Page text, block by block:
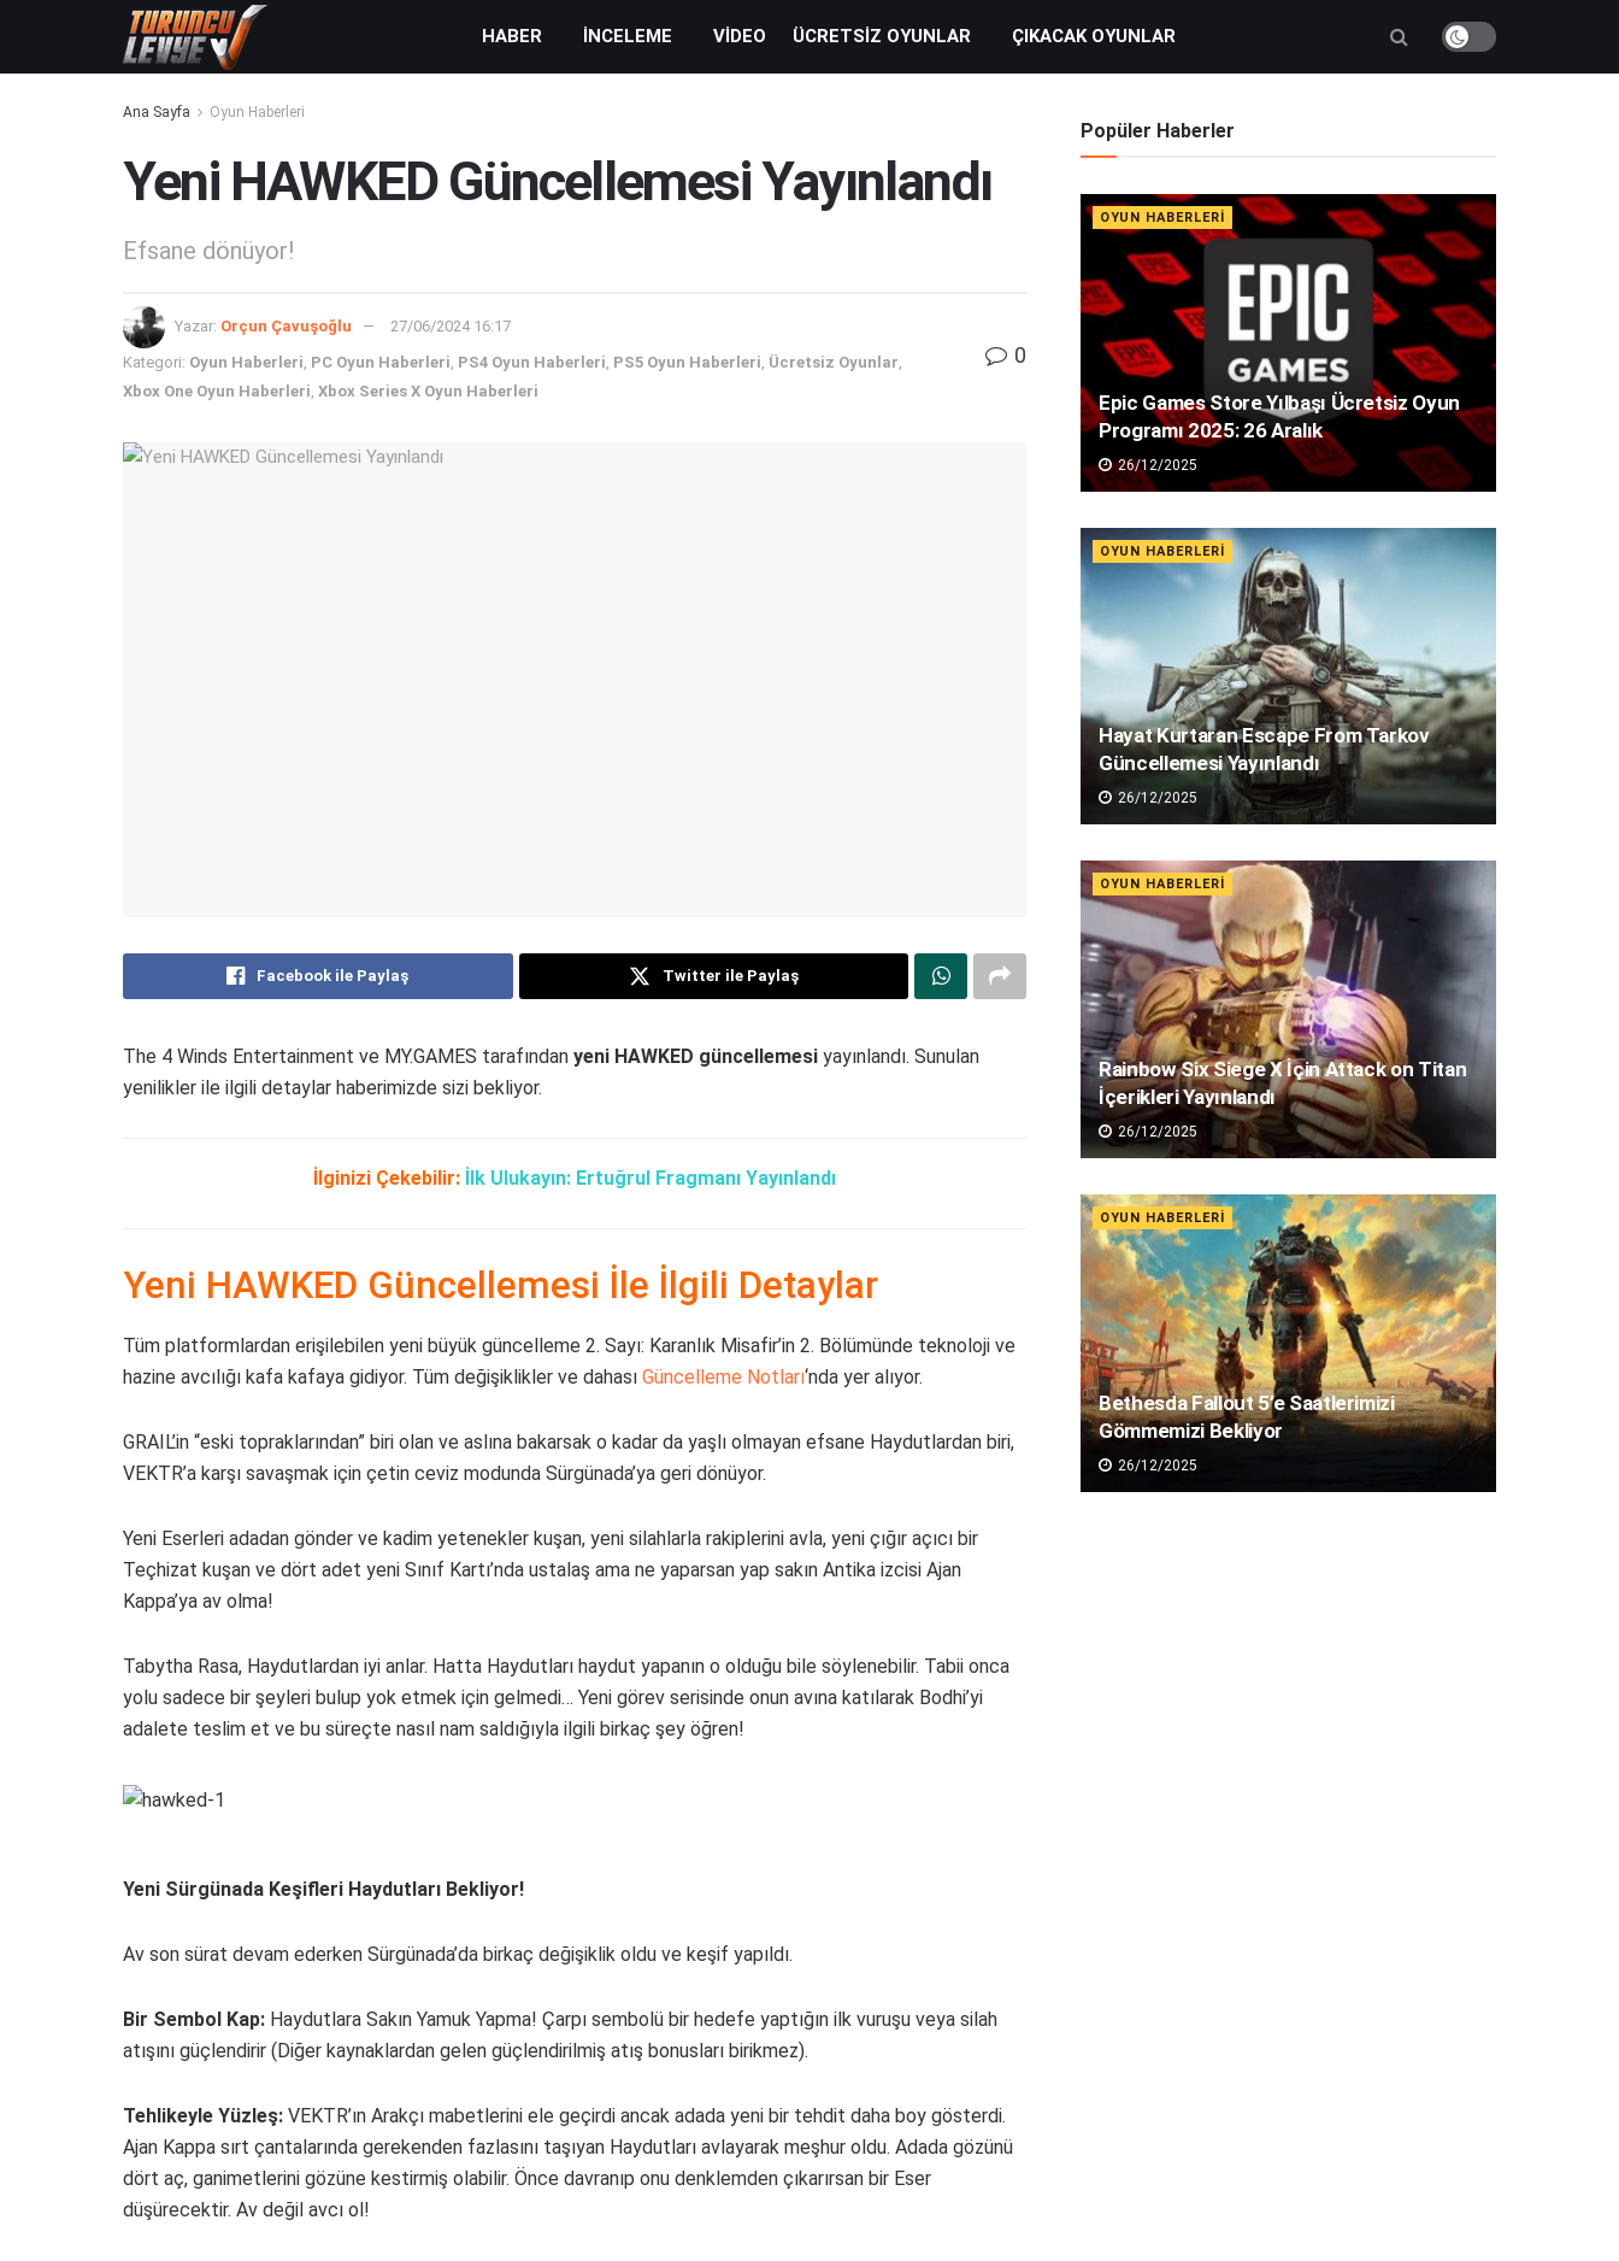
HABER İNCELEME VIDEO ÜCRETSIZ OYUNLAR ÇIKACAK OYUNLAR
Ana Sayfa Oyun Haberleri
Yeni HAWKED Güncellemesi Yayınlandı
Efsane dönüyor!
Yazar: Orçun Çavuşoğlu 27/06/2024 16:17
Kategori: Oyun Haberleri, PC Oyun Haberleri, PS4 Oyun Haberleri, PS5 Oyun Haberleri, Ücretsiz Oyunlar,
Xbox One Oyun Haberleri, Xbox Series X Oyun Haberleri
0
Facebook ile Paylaş Twitter ile Paylaş
The 4 Winds Entertainment ve MY.GAMES tarafından yeni HAWKED güncellemesi yayınlandı. Sunulan
yenilikler ile ilgili detaylar haberimizde sizi bekliyor.
İlginizi Çekebilir: İlk Ulukayın: Ertuğrul Fragmanı Yayınlandı
Yeni HAWKED Güncellemesi İle İlgili Detaylar
Tüm platformlardan erişilebilen yeni büyük güncelleme 2. Sayı: Karanlık Misafir’in 2. Bölümünde teknoloji ve
hazine avcılığı kafa kafaya gidiyor. Tüm değişiklikler ve dahası Güncelleme Notları‘nda yer alıyor.
GRAIL’in “eski topraklarından” biri olan ve aslına bakarsak o kadar da yaşlı olmayan efsane Haydutlardan biri,
VEKTR’a karşı savaşmak için çetin ceviz modunda Sürgünada’ya geri dönüyor.
Yeni Eserleri adadan gönder ve kadim yetenekler kuşan, yeni silahlarla rakiplerini avla, yeni çığır açıcı bir
Teçhizat kuşan ve dört adet yeni Sınıf Kartı’nda ustalaş ama ne yaparsan yap sakın Antika izcisi Ajan
Kappa’ya av olma!
Tabytha Rasa, Haydutlardan iyi anlar. Hatta Haydutları haydut yapanın o olduğu bile söylenebilir. Tabii onca
yolu sadece bir şeyleri bulup yok etmek için gelmedi… Yeni görev serisinde onun avına katılarak Bodhi’yi
adalete teslim et ve bu süreçte nasıl nam saldığıyla ilgili birkaç şey öğren!
Yeni Sürgünada Keşifleri Haydutları Bekliyor!
Av son sürat devam ederken Sürgünada’da birkaç değişiklik oldu ve keşif yapıldı.
Bir Sembol Kap: Haydutlara Sakın Yamuk Yapma! Çarpı sembolü bir hedefe yaptığın ilk vuruşu veya silah
atışını güçlendirir (Diğer kaynaklardan gelen güçlendirilmiş atış bonusları birikmez).
Tehlikeyle Yüzleş: VEKTR’ın Arakçı mabetlerini ele geçirdi ancak adada yeni bir tehdit daha boy gösterdi.
Ajan Kappa sırt çantalarında gerekenden fazlasını taşıyan Haydutları avlayarak meşhur oldu. Adada gözünü
dört aç, ganimetlerini gözüne kestirmiş olabilir. Önce davranıp onu denklemden çıkarırsan bir Eser
düşürecektir. Av değil avcı ol!
Popüler Haberler
OYUN HABERLERI
Epic Games Store Yılbaşı Ücretsiz Oyun
Programı 2025: 26 Aralık
26/12/2025
OYUN HABERLERI
Hayat Kurtaran Escape From Tarkov
Güncellemesi Yayınlandı
26/12/2025
OYUN HABERLERI
Rainbow Six Siege X İçin Attack on Titan
İçerikleri Yayınlandı
26/12/2025
OYUN HABERLERI
Bethesda Fallout 5’e Saatlerimizi
Gömmemizi Bekliyor
26/12/2025